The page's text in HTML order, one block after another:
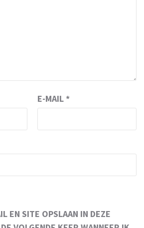
E-MAIL *
EN SITE OPSLAAN IN DEZE